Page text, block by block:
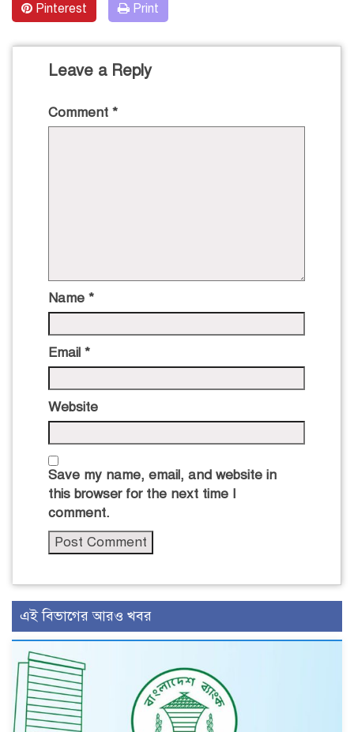
Pinterest Print
Leave a Reply
Comment *
Name *
Email *
Website
Save my name, email, and website in
this browser for the next time I
comment.
এই বিভাগের আরও খবর